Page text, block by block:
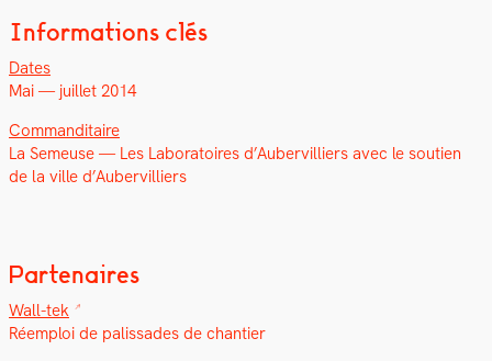
Informations clés
Dates
Mai — juil­let 2014
Com­man­di­taire
La Semeuse — Les Lab­o­ra­toires d’Aubervilliers avec le sou­tien
de la ville d’Aubervilliers
Partenaires
Wall-tek
Réem­ploi de palis­sades de chantier